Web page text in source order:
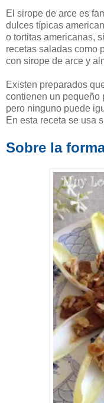
El sirope de arce es
dulces típicas
o tortitas americanas,
recetas saladas como
con sirope de arce y
Existen preparados
contienen un pequeño
pero ninguno puede
En esta receta se usa
Sobre la